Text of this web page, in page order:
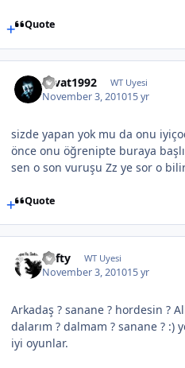
Quote
cevat1992 WT Uyesi
November 3, 201015 yr
sizde yapan yok mu da onu
önce onu öğrenipte buraya
sen o son vuruşu Zz ye sor o bilir
Quote
Lofty WT Uyesi
November 3, 201015 yr
Arkadaş ? sanane ? hordesin ?
dalarım ? dalmam ? sanane ? :)
iyi oyunlar.